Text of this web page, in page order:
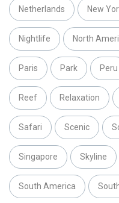
Netherlands New
Nightlife North
Paris Park Peru
Reef Relaxation
Safari Scenic
Singapore Skyline
South America